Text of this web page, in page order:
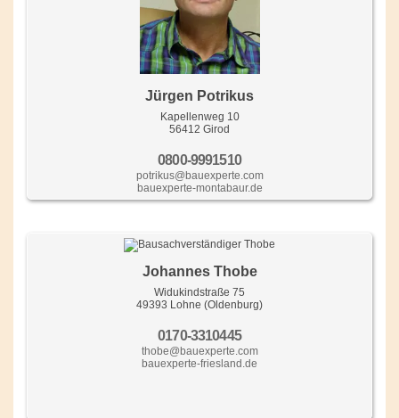
Jürgen Potrikus
Kapellenweg 10
56412 Girod
0800-9991510
potrikus@bauexperte.com
bauexperte-montabaur.de
Johannes Thobe
Widukindstraße 75
49393 Lohne (Oldenburg)
0170-3310445
thobe@bauexperte.com
bauexperte-friesland.de